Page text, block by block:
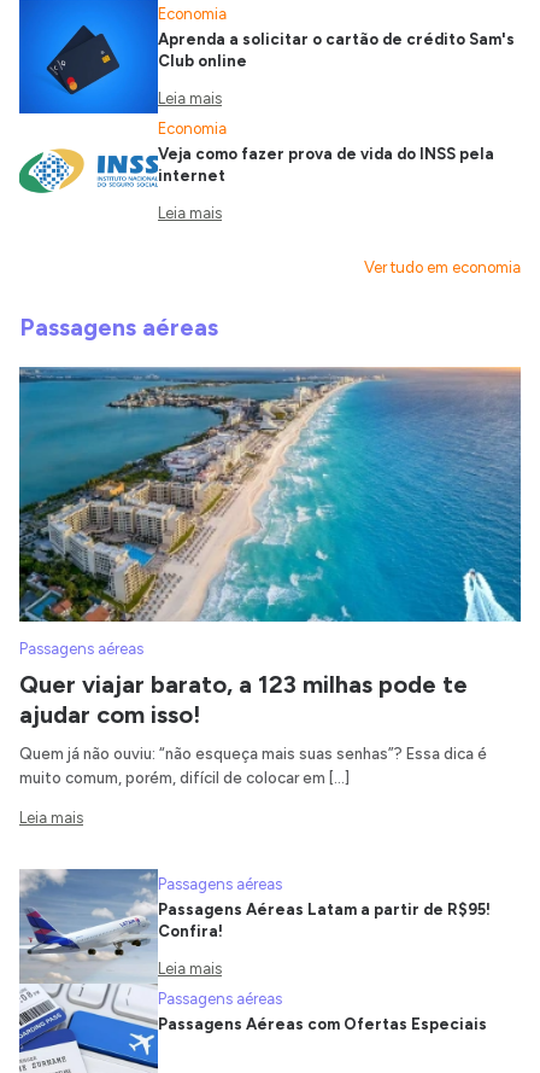
Economia
Aprenda a solicitar o cartão de crédito Sam's
Club online
Leia mais
Economia
Veja como fazer prova de vida do INSS pela
internet
Leia mais
Ver tudo em economia
Passagens aéreas
Passagens aéreas
Quer viajar barato, a 123 milhas pode te
ajudar com isso!
Quem já não ouviu: “não esqueça mais suas senhas”? Essa dica é
muito comum, porém, difícil de colocar em […]
Leia mais
Passagens aéreas
Passagens Aéreas Latam a partir de R$95!
Confira!
Leia mais
Passagens aéreas
Passagens Aéreas com Ofertas Especiais